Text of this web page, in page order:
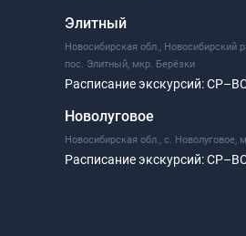
Элитный
Новосибирская обл., Новосибирский
пос. Элитный, мкр. Берёзки
Расписание экскурсий:
Новолуговое
Новосибирская обл., с. Новолуговое,
Расписание экскурсий: